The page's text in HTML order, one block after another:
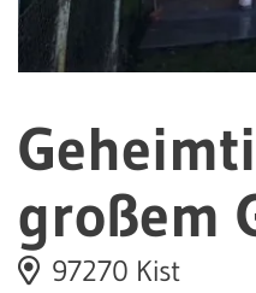
großem
97270 Kist